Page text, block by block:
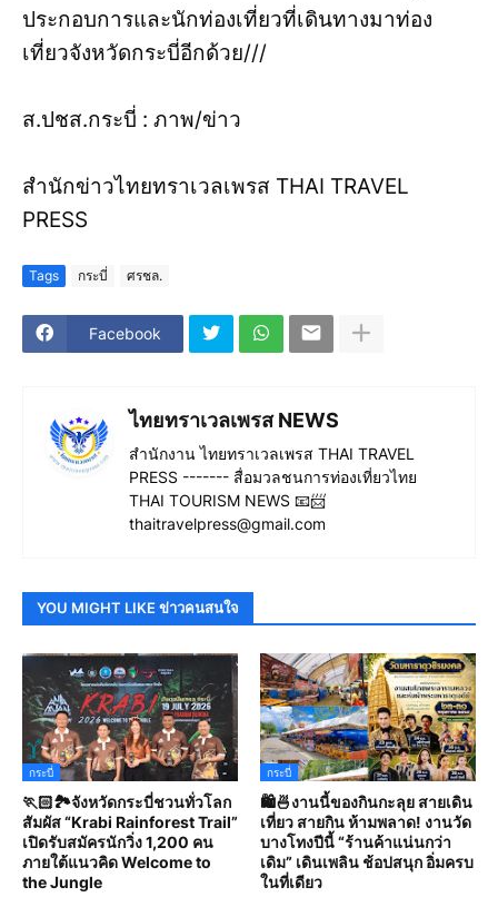
ประกอบการและนักท่องเที่ยวที่เดินทางมาท่อง
เที่ยวจังหวัดกระบี่อีกด้วย///
ส.ปชส.กระบี่ : ภาพ/ข่าว
สำนักข่าวไทยทราเวลเพรส THAI TRAVEL
PRESS
Tags กระบี่ ศรชล.
Facebook
ไทยทราเวลเพรส NEWS
สำนักงาน ไทยทราเวลเพรส THAI TRAVEL
PRESS ------- สื่อมวลชนการท่องเที่ยวไทย
THAI TOURISM NEWS 📧📨
thaitravelpress@gmail.com
YOU MIGHT LIKE ข่าวคนสนใจ
กระบี่
🏃🏻🏞️จังหวัดกระบี่ชวนทั่วโลก
สัมผัส “Krabi Rainforest Trail”
เปิดรับสมัครนักวิ่ง 1,200 คน
ภายใต้แนวคิด Welcome to
the Jungle
กระบี่
🛍️🍜งานนี้ของกินกะลุย สายเดิน
เที่ยว สายกิน ห้ามพลาด! งานวัด
บางโทงปีนี้ “ร้านค้าแน่นกว่า
เดิม” เดินเพลิน ช้อปสนุก อิ่มครบ
ในที่เดียว